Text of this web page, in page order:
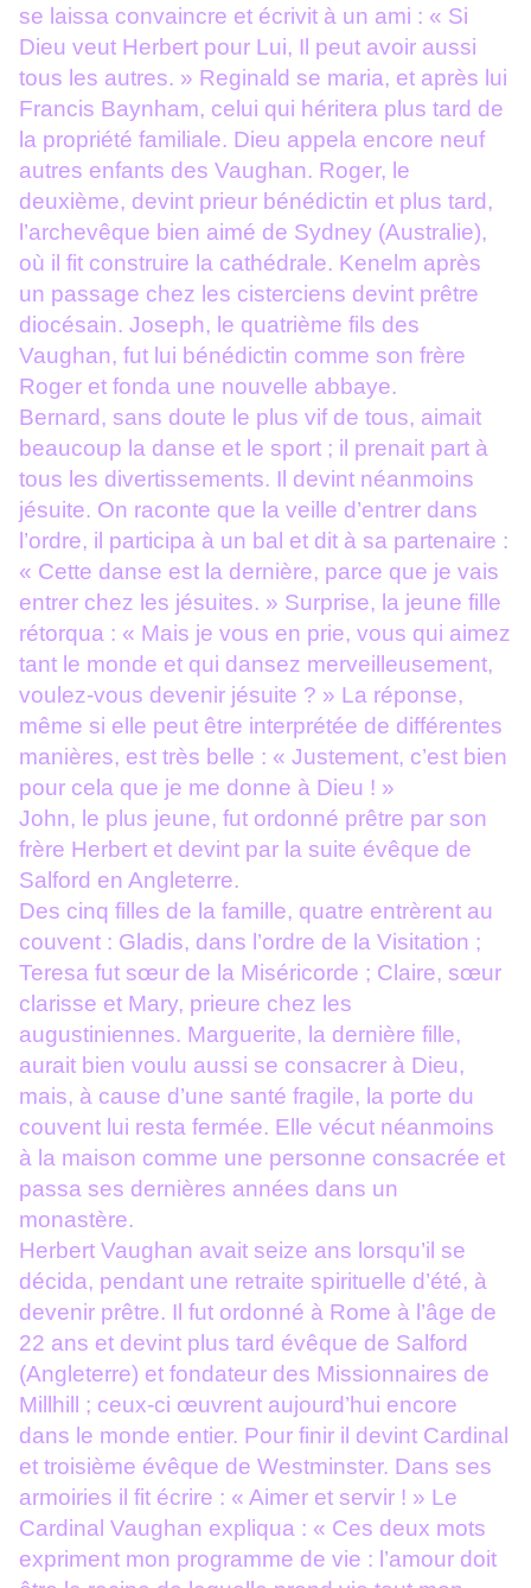
se laissa convaincre et écrivit à un ami : « Si
Dieu veut Herbert pour Lui, Il peut avoir aussi
tous les autres. » Reginald se maria, et après lui
Francis Baynham, celui qui héritera plus tard de
la propriété familiale. Dieu appela encore neuf
autres enfants des Vaughan. Roger, le
deuxième, devint prieur bénédictin et plus tard,
l’archevêque bien aimé de Sydney (Australie),
où il fit construire la cathédrale. Kenelm après
un passage chez les cisterciens devint prêtre
diocésain. Joseph, le quatrième fils des
Vaughan, fut lui bénédictin comme son frère
Roger et fonda une nouvelle abbaye.
Bernard, sans doute le plus vif de tous, aimait
beaucoup la danse et le sport ; il prenait part à
tous les divertissements. Il devint néanmoins
jésuite. On raconte que la veille d’entrer dans
l’ordre, il participa à un bal et dit à sa partenaire :
« Cette danse est la dernière, parce que je vais
entrer chez les jésuites. » Surprise, la jeune fille
rétorqua : « Mais je vous en prie, vous qui aimez
tant le monde et qui dansez merveilleusement,
voulez-vous devenir jésuite ? » La réponse,
même si elle peut être interprétée de différentes
manières, est très belle : « Justement, c’est bien
pour cela que je me donne à Dieu ! »
John, le plus jeune, fut ordonné prêtre par son
frère Herbert et devint par la suite évêque de
Salford en Angleterre.
Des cinq filles de la famille, quatre entrèrent au
couvent : Gladis, dans l’ordre de la Visitation ;
Teresa fut sœur de la Miséricorde ; Claire, sœur
clarisse et Mary, prieure chez les
augustiniennes. Marguerite, la dernière fille,
aurait bien voulu aussi se consacrer à Dieu,
mais, à cause d’une santé fragile, la porte du
couvent lui resta fermée. Elle vécut néanmoins
à la maison comme une personne consacrée et
passa ses dernières années dans un
monastère.
Herbert Vaughan avait seize ans lorsqu’il se
décida, pendant une retraite spirituelle d’été, à
devenir prêtre. Il fut ordonné à Rome à l’âge de
22 ans et devint plus tard évêque de Salford
(Angleterre) et fondateur des Missionnaires de
Millhill ; ceux-ci œuvrent aujourd’hui encore
dans le monde entier. Pour finir il devint Cardinal
et troisième évêque de Westminster. Dans ses
armoiries il fit écrire : « Aimer et servir ! » Le
Cardinal Vaughan expliqua : « Ces deux mots
expriment mon programme de vie : l’amour doit